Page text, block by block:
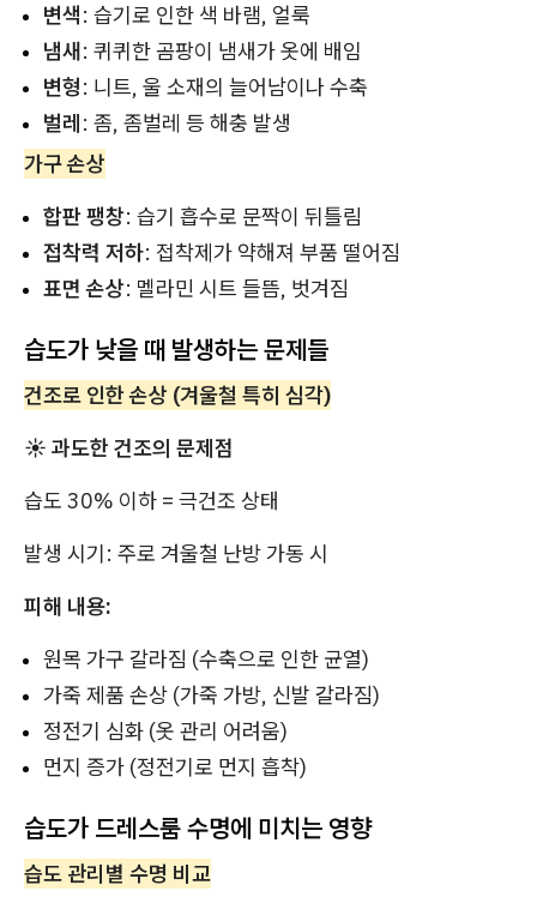
변색: 습기로 인한 색 바램, 얼룩
냄새: 퀴퀴한 곰팡이 냄새가 옷에 배임
변형: 니트, 울 소재의 늘어남이나 수축
벌레: 좀, 좀벌레 등 해충 발생
가구 손상
합판 팽창: 습기 흡수로 문짝이 뒤틀림
접착력 저하: 접착제가 약해져 부품 떨어짐
표면 손상: 멜라민 시트 들뜸, 벗겨짐
습도가 낮을 때 발생하는 문제들
건조로 인한 손상 (겨울철 특히 심각)
☀️ 과도한 건조의 문제점
습도 30% 이하 = 극건조 상태
발생 시기: 주로 겨울철 난방 가동 시
피해 내용:
원목 가구 갈라짐 (수축으로 인한 균열)
가죽 제품 손상 (가죽 가방, 신발 갈라짐)
정전기 심화 (옷 관리 어려움)
먼지 증가 (정전기로 먼지 흡착)
습도가 드레스룸 수명에 미치는 영향
습도 관리별 수명 비교